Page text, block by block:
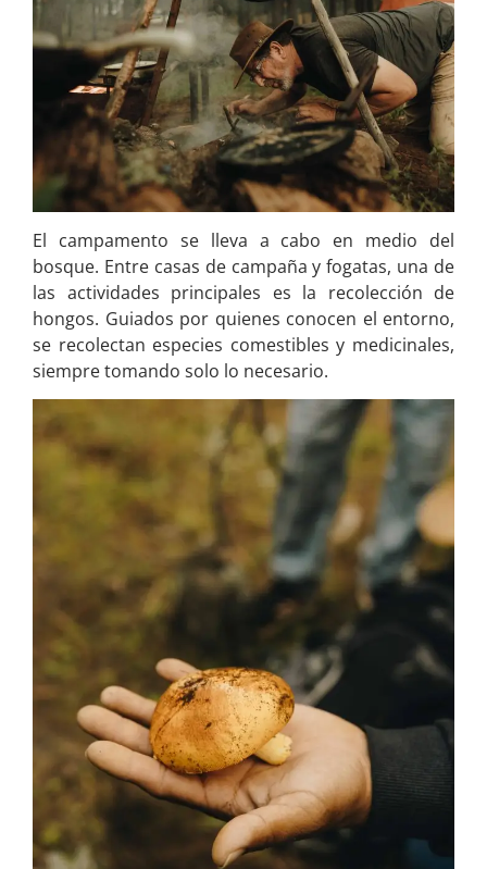
El campamento se lleva a cabo en medio del
bosque. Entre casas de campaña y fogatas, una de
las actividades principales es la recolección de
hongos. Guiados por quienes conocen el entorno,
se recolectan especies comestibles y medicinales,
siempre tomando solo lo necesario.